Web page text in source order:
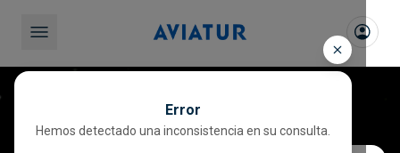
Cerrar
Error
Hemos detectado una inconsistencia en su consulta.
Hoteles en Colombia y el mundo para
reservar con Aviatur